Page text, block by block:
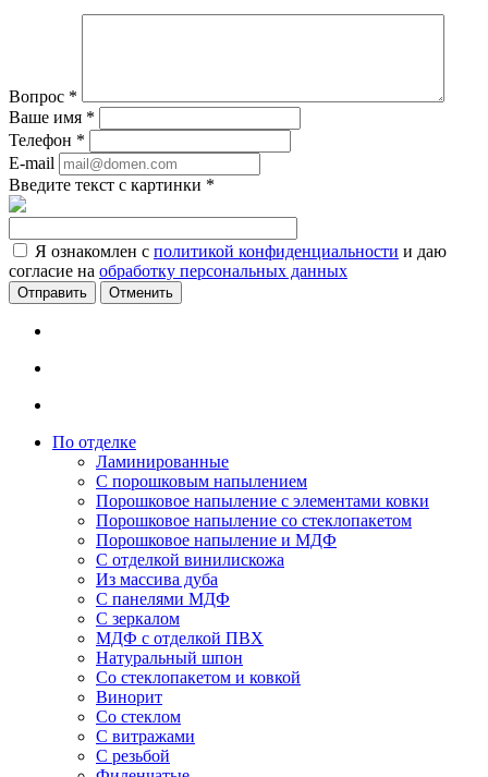
Вопрос *
Ваше имя *
Телефон *
E-mail
Введите текст с картинки *
Я ознакомлен с политикой конфиденциальности и даю
согласие на обработку персональных данных
Отменить
По отделке
Ламинированные
С порошковым напылением
Порошковое напыление с элементами ковки
Порошковое напыление со стеклопакетом
Порошковое напыление и МДФ
С отделкой винилискожа
Из массива дуба
С панелями МДФ
С зеркалом
МДФ с отделкой ПВХ
Натуральный шпон
Со стеклопакетом и ковкой
Винорит
Со стеклом
С витражами
С резьбой